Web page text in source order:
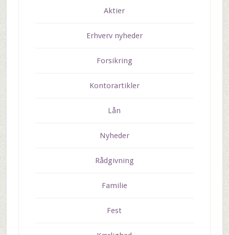
Aktier
Erhverv nyheder
Forsikring
Kontorartikler
Lån
Nyheder
Rådgivning
Familie
Fest